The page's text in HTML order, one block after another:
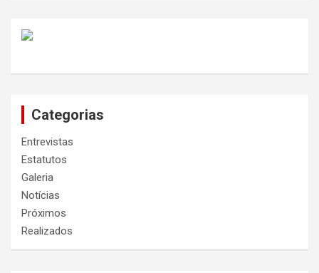
Categorias
Entrevistas
Estatutos
Galeria
Notícias
Próximos
Realizados